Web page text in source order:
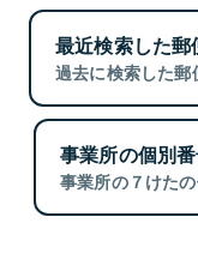
最近検索した郵
過去に検索した郵
事業所の個別
事業所の７けた